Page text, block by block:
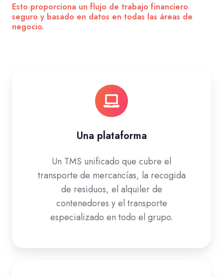
Esto proporciona un flujo de trabajo financiero
seguro y basado en datos en todas las áreas de
negocio.
Una plataforma
Un TMS unificado que cubre el
transporte de mercancías, la recogida
de residuos, el alquiler de
contenedores y el transporte
especializado en todo el grupo.